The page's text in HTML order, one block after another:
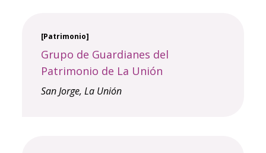
[Patrimonio]
Grupo de Guardianes del
Patrimonio de La Unión
San Jorge, La Unión